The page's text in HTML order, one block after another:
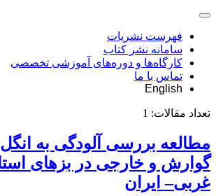
فهرست نشریات
سامانه نشر کتاب
کارگاه‌ها و دوره‌های آموزشی تخصصی
تماس با ما
English
تعداد مقالات: 1
مطالعه بررسی آلودگی به
گوارش و خارجی در بزهای
غربی– ایران